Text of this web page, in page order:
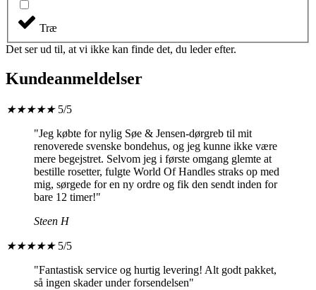
Træ
Det ser ud til, at vi ikke kan finde det, du leder efter.
Kundeanmeldelser
★★★★★ 5/5
"Jeg købte for nylig Søe & Jensen-dørgreb til mit
renoverede svenske bondehus, og jeg kunne ikke være
mere begejstret. Selvom jeg i første omgang glemte at
bestille rosetter, fulgte World Of Handles straks op med
mig, sørgede for en ny ordre og fik den sendt inden for
bare 12 timer!"
Steen H
★★★★★ 5/5
"Fantastisk service og hurtig levering! Alt godt pakket,
så ingen skader under forsendelsen"